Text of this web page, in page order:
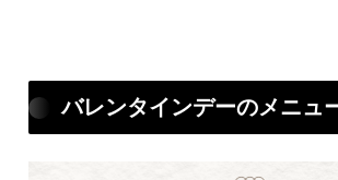
バレンタインデーのメニュ